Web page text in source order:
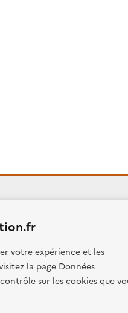
votre expérience et les
la page Données
sur les cookies que
Données personnelles